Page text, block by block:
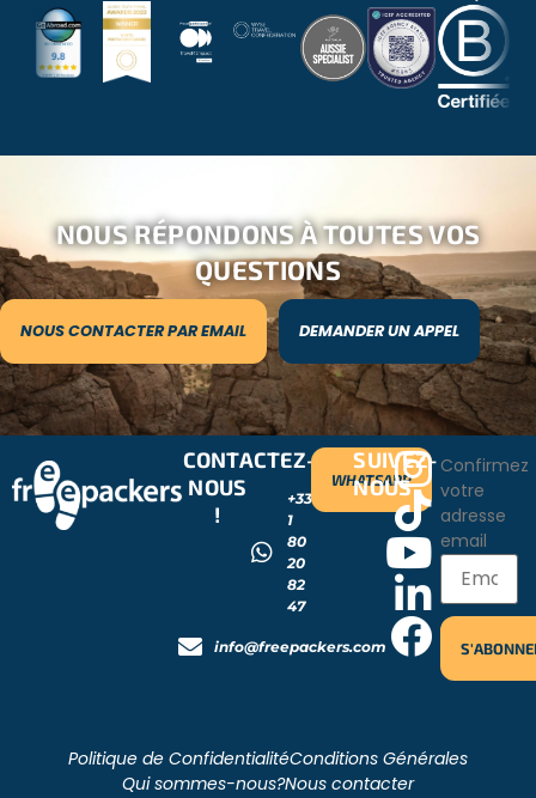
NOUS RÉPONDONS À TOUTES VOS
QUESTIONS
NOUS CONTACTER PAR EMAIL DEMANDER UN APPEL
CONTACTEZ-
NOUS
!
+33
1
80
20
82
47
info@freepackers.com
WHATSAPP
SUIVEZ-
NOUS
Confirmez
votre
adresse
email
Politique de ConfidentialitéConditions Générales
Qui sommes-nous?Nous contacter